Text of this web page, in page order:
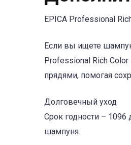
EPICA Professional
Если вы ищете
Professional Rich
прядями, помогая
Долговечный уход
Срок годности – 1096
шампуня.